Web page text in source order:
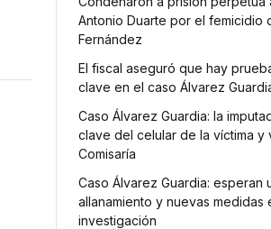
Antonio Duarte por el femicidio
Fernández
El fiscal aseguró que hay
clave en el caso Álvarez
Caso Álvarez Guardia: la
clave del celular de la víctima y
Comisaría
Caso Álvarez Guardia: esperan
allanamiento y nuevas medidas
investigación